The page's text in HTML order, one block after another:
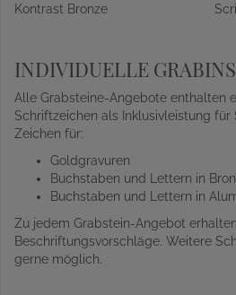
Kontrast Bronze
INDIVIDUELLE
Alle Grabsteine-Angebote enthalten
Schriftzeichen als Inklusivleistung für
Zeichen für:
Goldgravuren
Buchstaben und Lettern in
Buchstaben und Lettern in
Zu jedem Grabstein-Angebot
Beschriftungsvorschläge. Weitere
gerne möglich.